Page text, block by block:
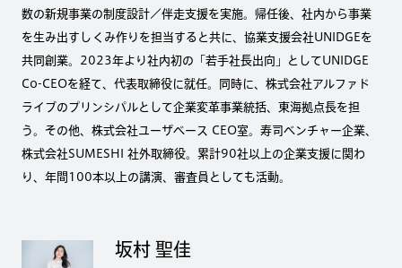
数の新規事業の制度設計／伴走支援を実施。帰任後、社内から事業
を生み出すしくみ作りを担当すると共に、協業支援会社UNIDGEを
共同創業。2023年より社内初の「若手社長出向」としてUNIDGE
Co-CEOを経て、代表取締役に就任。同時に、株式会社アルファド
ライブのプリンシパルとして企業変革事業統括、東海拠点長を担
う。その他、株式会社ユーザベース CEO室。寿司ベンチャー企業、
株式会社SUMESHI 社外取締役。累計90社以上の企業支援に関わ
り、年間100本以上の講演、審査員としても活動。
坂村 聖佳